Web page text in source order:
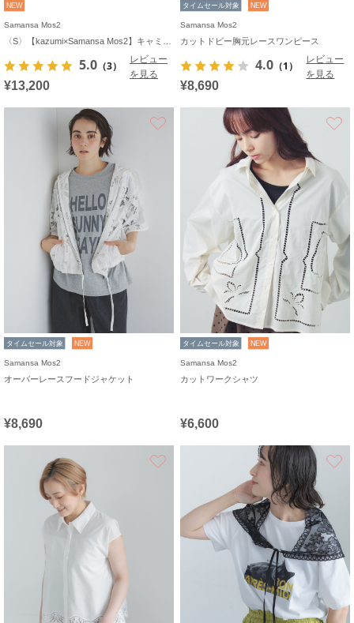
NEW
Samansa Mos2
5.0 （3）
レビュー
を見る
¥13,200
タイムセール対象 NEW
Samansa Mos2
カットドビー胸元レースワンピース
4.0 （1）
レビュー
を見る
¥8,690
タイムセール対象 NEW
Samansa Mos2
オーバーレースフードジャケット
¥8,690
タイムセール対象 NEW
Samansa Mos2
カットワークシャツ
¥6,600